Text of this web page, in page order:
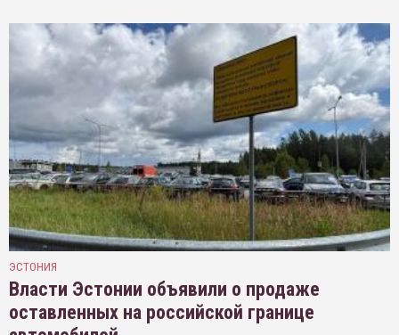
ЭСТОНИЯ
Власти Эстонии объявили о продаже
оставленных на российской границе